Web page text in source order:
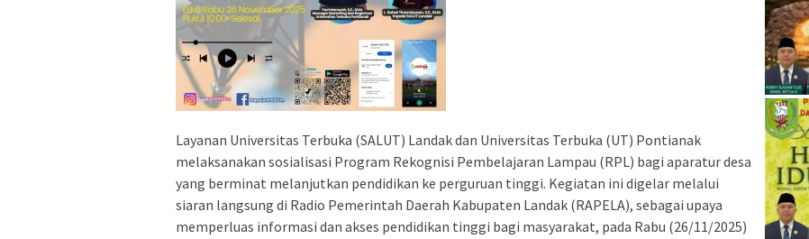
Layanan Universitas Terbuka (SALUT) Landak dan Universitas Terbuka (UT) Pontianak
melaksanakan sosialisasi Program Rekognisi Pembelajaran Lampau (RPL) bagi aparatur desa
yang berminat melanjutkan pendidikan ke perguruan tinggi. Kegiatan ini digelar melalui
siaran langsung di Radio Pemerintah Daerah Kabupaten Landak (RAPELA), sebagai upaya
memperluas informasi dan akses pendidikan tinggi bagi masyarakat, pada Rabu (26/11/2025)